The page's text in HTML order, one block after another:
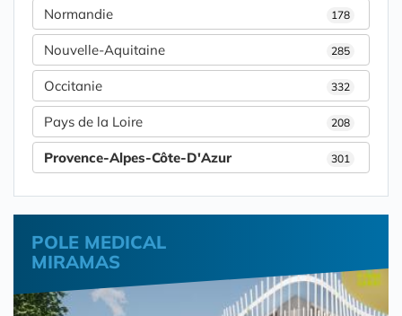
Normandie 178
Nouvelle-Aquitaine 285
Occitanie 332
Pays de la Loire 208
Provence-Alpes-Côte-D'Azur 301
POLE MEDICAL
MIRAMAS